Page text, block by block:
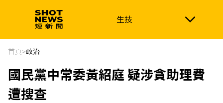
生技
生技 政治
新南向 體育
首頁>政治
國民黨中常委黃紹庭 疑涉貪助理費
遭搜查